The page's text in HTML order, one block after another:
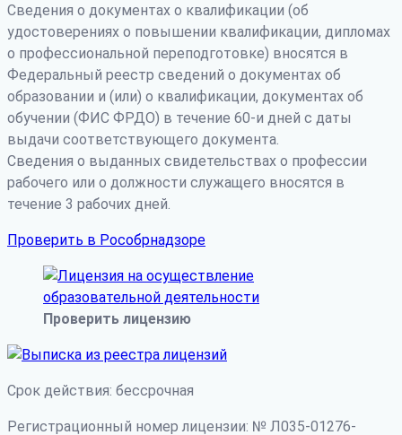
Сведения о документах о квалификации (об
удостоверениях о повышении квалификации, дипломах
о профессиональной переподготовке) вносятся в
Федеральный реестр сведений о документах об
образовании и (или) о квалификации, документах об
обучении (ФИС ФРДО) в течение 60-и дней с даты
выдачи соответствующего документа.
Сведения о выданных свидетельствах о профессии
рабочего или о должности служащего вносятся в
течение 3 рабочих дней.
Проверить в Рособрнадзоре
Проверить лицензию
Срок действия: бессрочная
Регистрационный номер лицензии: № Л035-01276-